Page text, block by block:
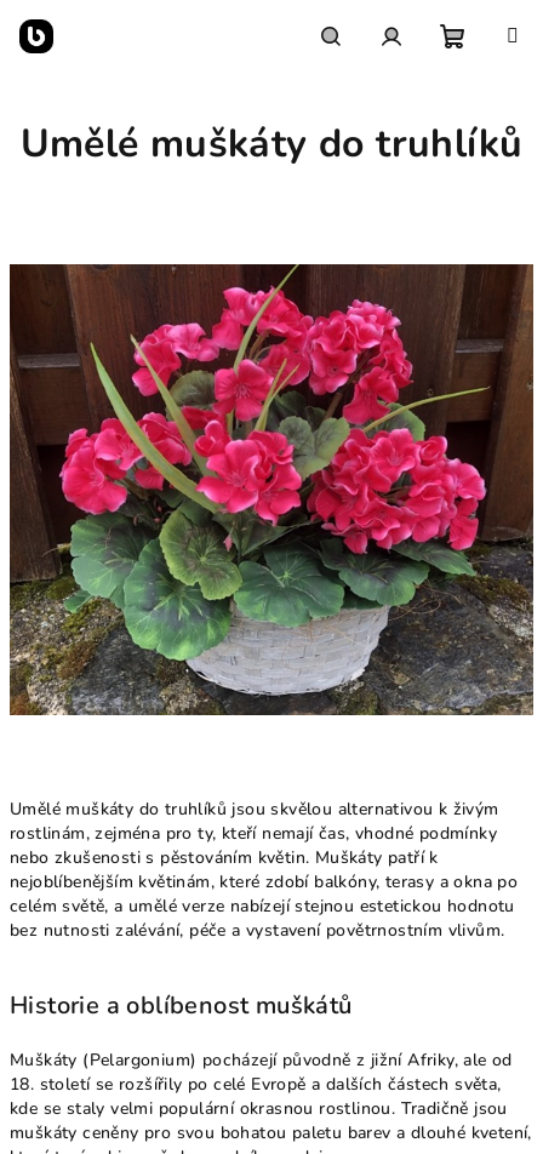
obsah
košík
Umělé muškáty do truhlíků
Umělé muškáty do truhlíků jsou skvělou alternativou k živým
rostlinám, zejména pro ty, kteří nemají čas, vhodné podmínky
nebo zkušenosti s pěstováním květin. Muškáty patří k
nejoblíbenějším květinám, které zdobí balkóny, terasy a okna po
celém světě, a umělé verze nabízejí stejnou estetickou hodnotu
bez nutnosti zalévání, péče a vystavení povětrnostním vlivům.
Historie a oblíbenost muškátů
Muškáty (Pelargonium) pocházejí původně z jižní Afriky, ale od
18. století se rozšířily po celé Evropě a dalších částech světa,
kde se staly velmi populární okrasnou rostlinou. Tradičně jsou
muškáty ceněny pro svou bohatou paletu barev a dlouhé kvetení,